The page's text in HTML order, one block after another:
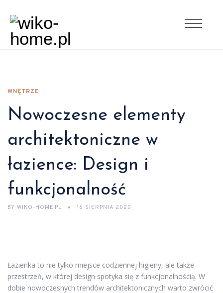
WNĘTRZE
Nowoczesne elementy
architektoniczne w
łazience: Design i
funkcjonalność
BY WIKO-HOME.PL 16 SIERPNIA 2020
Łazienka to nie tylko miejsce codziennej higieny, ale także
przestrzeń, w której design spotyka się z funkcjonalnością. W
dobie nowoczesnych trendów architektonicznych warto zwrócić